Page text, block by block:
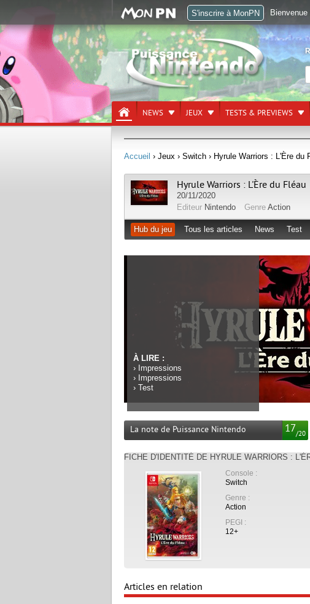
NEWS JEUX TESTS & PREVIEWS
Accueil › Jeux › Switch › Hyrule Warriors : L'Ère du
Hyrule Warriors : L'Ère du Fléau
20/11/2020
Editeur Nintendo Genre Action
Hub du jeu Tous les articles News Test
À LIRE :
› Impressions
› Impressions
› Test
17/20
La note de Puissance Nintendo
FICHE D'IDENTITÉ DE HYRULE WARRIORS :
Console :
Switch
Genre :
Action
PEGI :
12+
Articles en relation
S'inscrire à MonPN Bienvenue